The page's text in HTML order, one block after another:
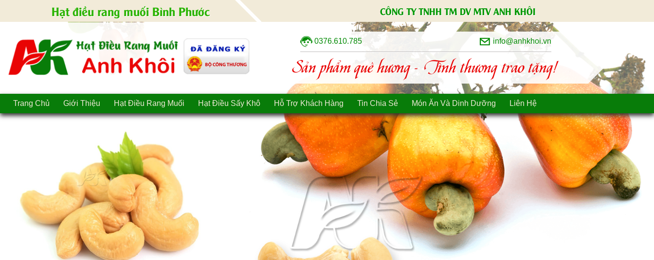
Hạt điều rang muối Bình Phước CÔNG TY TNHH TM DV MTV ANH KHÔI
0376.610.785 info@anhkhoi.vn
Sản phẩm quê hương - Tình thương trao tặng!
Trang Chủ Giới Thiệu Hạt Điều Rang Muối Hạt Điều Sấy Khô Hỗ Trợ Khách Hàng Tin Chia Sẻ Món Ăn Và Dinh Dưỡng Liên Hệ